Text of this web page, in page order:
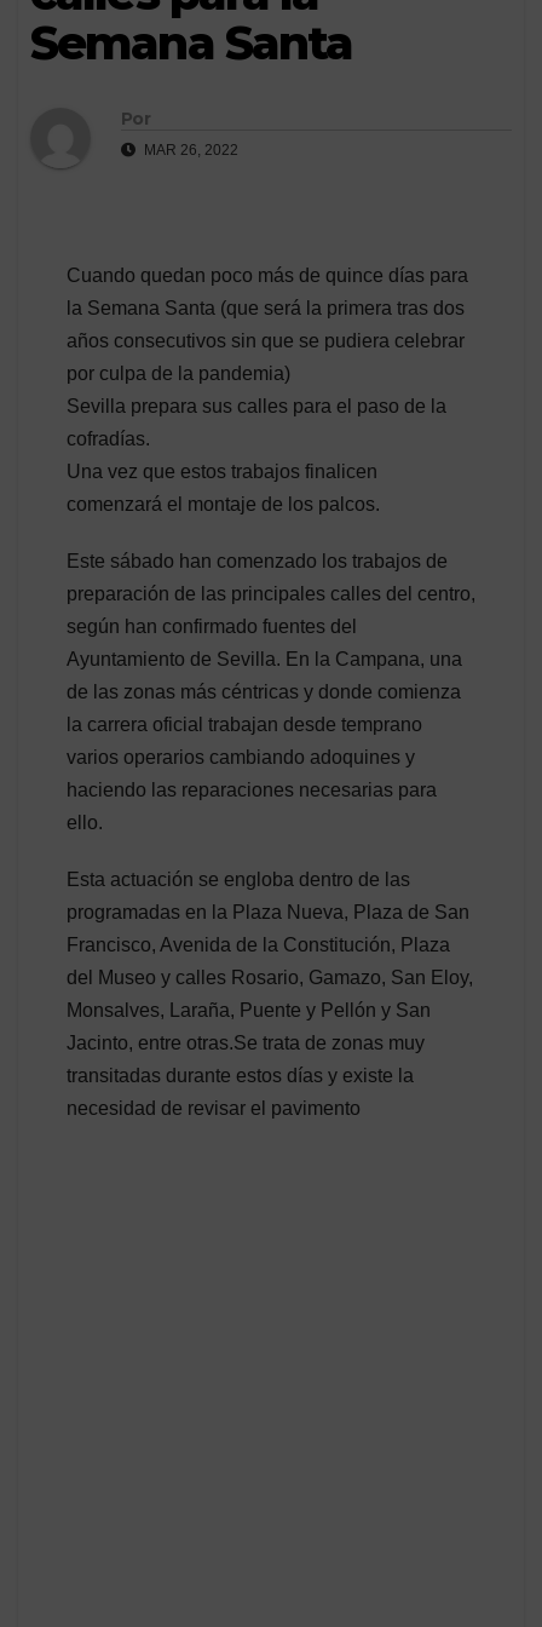
Semana Santa
Por
MAR 26, 2022
Cuando quedan poco más de quince días para
la Semana Santa (que será la primera tras dos
años consecutivos sin que se pudiera celebrar
por culpa de la pandemia)
Sevilla prepara sus calles para el paso de la
cofradías.
Una vez que estos trabajos finalicen
comenzará el montaje de los palcos.
Este sábado han comenzado los trabajos de
preparación de las principales calles del centro,
según han confirmado fuentes del
Ayuntamiento de Sevilla. En la Campana, una
de las zonas más céntricas y donde comienza
la carrera oficial trabajan desde temprano
varios operarios cambiando adoquines y
haciendo las reparaciones necesarias para
ello.
Esta actuación se engloba dentro de las
programadas en la Plaza Nueva, Plaza de San
Francisco, Avenida de la Constitución, Plaza
del Museo y calles Rosario, Gamazo, San Eloy,
Monsalves, Laraña, Puente y Pellón y San
Jacinto, entre otras.Se trata de zonas muy
transitadas durante estos días y existe la
necesidad de revisar el pavimento